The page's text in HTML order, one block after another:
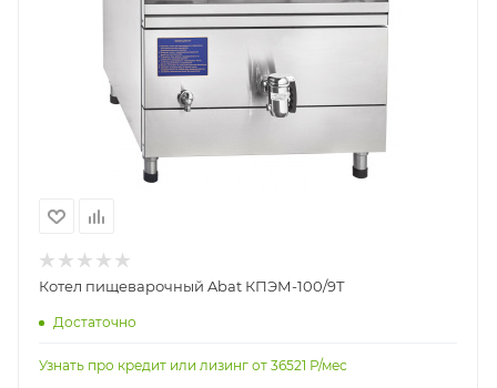
Котел пищеварочный Abat КПЭМ-100/9Т
Достаточно
Узнать про кредит или лизинг от 36521 Р/мес